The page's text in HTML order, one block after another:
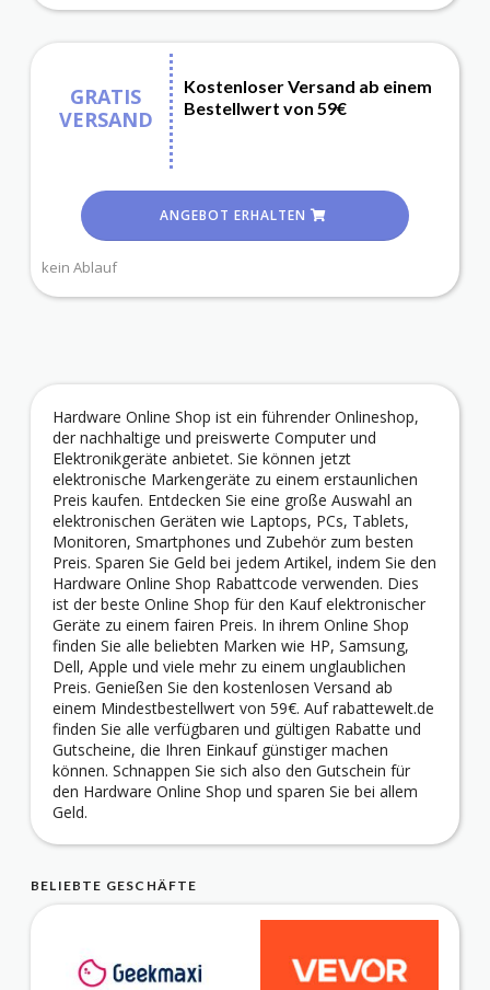
GRATIS
VERSAND
Kostenloser Versand ab einem
Bestellwert von 59€
ANGEBOT ERHALTEN
kein Ablauf
Hardware Online Shop ist ein führender Onlineshop,
der nachhaltige und preiswerte Computer und
Elektronikgeräte anbietet. Sie können jetzt
elektronische Markengeräte zu einem erstaunlichen
Preis kaufen. Entdecken Sie eine große Auswahl an
elektronischen Geräten wie Laptops, PCs, Tablets,
Monitoren, Smartphones und Zubehör zum besten
Preis. Sparen Sie Geld bei jedem Artikel, indem Sie den
Hardware Online Shop Rabattcode verwenden. Dies
ist der beste Online Shop für den Kauf elektronischer
Geräte zu einem fairen Preis. In ihrem Online Shop
finden Sie alle beliebten Marken wie HP, Samsung,
Dell, Apple und viele mehr zu einem unglaublichen
Preis. Genießen Sie den kostenlosen Versand ab
einem Mindestbestellwert von 59€. Auf rabattewelt.de
finden Sie alle verfügbaren und gültigen Rabatte und
Gutscheine, die Ihren Einkauf günstiger machen
können. Schnappen Sie sich also den Gutschein für
den Hardware Online Shop und sparen Sie bei allem
Geld.
BELIEBTE GESCHÄFTE